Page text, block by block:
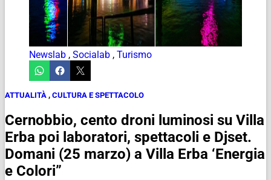
Newslab , Socialab , Turismo
ATTUALITÀ , CULTURA E SPETTACOLO
Cernobbio, cento droni luminosi su Villa
Erba poi laboratori, spettacoli e Djset.
Domani (25 marzo) a Villa Erba ‘Energia
e Colori”